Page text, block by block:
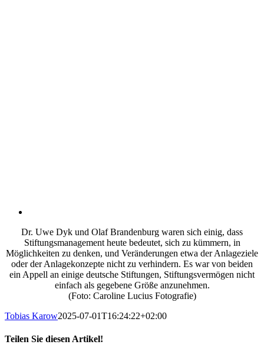
Dr. Uwe Dyk und Olaf Brandenburg waren sich einig, dass
Stiftungsmanagement heute bedeutet, sich zu kümmern, in
Möglichkeiten zu denken, und Veränderungen etwa der Anlageziele
oder der Anlagekonzepte nicht zu verhindern. Es war von beiden
ein Appell an einige deutsche Stiftungen, Stiftungsvermögen nicht
einfach als gegebene Größe anzunehmen.
(Foto: Caroline Lucius Fotografie)
Tobias Karow2025-07-01T16:24:22+02:00
Teilen Sie diesen Artikel!